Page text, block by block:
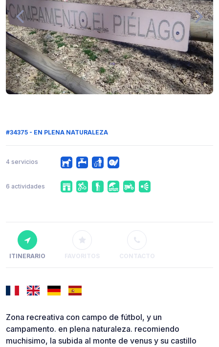
#34375 - EN PLENA NATURALEZA
4 servicios
6 actividades
ITINERARIO FAVORITOS CONTACTO
Zona recreativa con campo de fútbol, y un
campamento. en plena naturaleza. recomiendo
muchisimo, la subida al monte de venus y su castillo